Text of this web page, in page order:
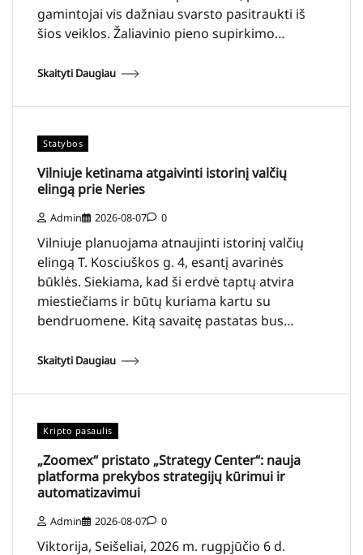
gamintojai vis dažniau svarsto pasitraukti iš
šios veiklos. Žaliavinio pieno supirkimo…
Skaityti Daugiau
Statybos
Vilniuje ketinama atgaivinti istorinį valčių
elingą prie Neries
Admin 2026-08-07 0
Vilniuje planuojama atnaujinti istorinį valčių
elingą T. Kosciuškos g. 4, esantį avarinės
būklės. Siekiama, kad ši erdvė taptų atvira
miestiečiams ir būtų kuriama kartu su
bendruomene. Kitą savaitę pastatas bus…
Skaityti Daugiau
Kripto pasaulis
„Zoomex“ pristato „Strategy Center“: nauja
platforma prekybos strategijų kūrimui ir
automatizavimui
Admin 2026-08-07 0
Viktorija, Seišeliai, 2026 m. rugpjūčio 6 d.